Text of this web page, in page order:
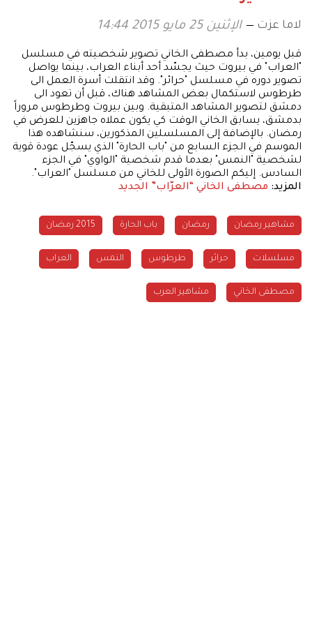
لاما عزت الإثنين 25 مايو 2015 14:44
قبل يومين، بدأ مصطفى الخاني تصوير شخصيته في مسلسل
"العراب" في بيروت حيث يجسّد أحد أبناء العراب، بينما يواصل
تصوير دوره في مسلسل "حرائر". وقد انتقلت أسرة العمل الى
طرطوس لاستكمال بعض المشاهد هناك، قبل أن تعود الى
دمشق لتصوير المشاهد المتبقية. وبين بيروت وطرطوس مروراً
بدمشق، يسابق الخاني الوقت كي يكون عملاه جاهزين للعرض في
رمضان. بالإضافة إلى المسلسلين المذكورين، سنشاهده هذا
الموسم في الجزء السابع من "باب الحارة" الذي يسجّل عودة قوية
لشخصية "النمس" بعدما قدم شخصية "الواوي" في الجزء
السادس. إليكم الصورة الأولى للخاني من مسلسل "العراب".
المزيد: مصطفى الخاني “العرّاب” الجديد
مشاهير رمضان رمضان باب الحارة 2015 رمضان
مسلسلات حرائر طرطوس النمس العراب
مصطفى الخاني مشاهير العرب